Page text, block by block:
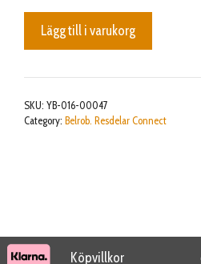
mängd
Lägg till i varukorg
SKU: YB-016-00047
Category: Belrob. Resdelar Connect
Köpvillkor